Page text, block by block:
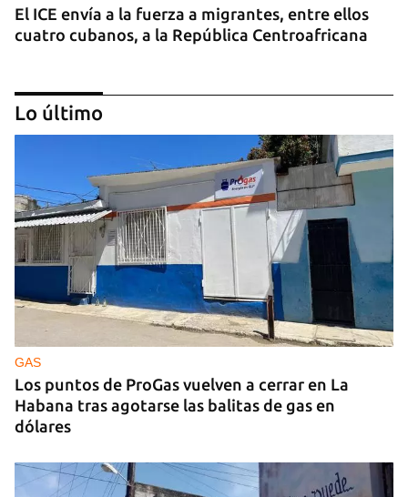
El ICE envía a la fuerza a migrantes, entre ellos
cuatro cubanos, a la República Centroafricana
GUERRA
Ucrania ataca otro centro logístico del Amazon
ruso, esta vez en los Urales
Lo último
GAS
Los puntos de ProGas vuelven a cerrar en La
Habana tras agotarse las balitas de gas en
dólares